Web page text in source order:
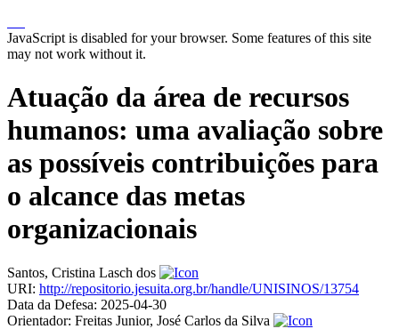
JavaScript is disabled for your browser. Some features of this site
may not work without it.
Atuação da área de recursos
humanos: uma avaliação sobre
as possíveis contribuições para
o alcance das metas
organizacionais
Santos, Cristina Lasch dos
URI: http://repositorio.jesuita.org.br/handle/UNISINOS/13754
Data da Defesa: 2025-04-30
Orientador: Freitas Junior, José Carlos da Silva